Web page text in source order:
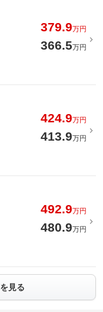
379.9万円
366.5万円
424.9万円
413.9万円
492.9万円
480.9万円
見る